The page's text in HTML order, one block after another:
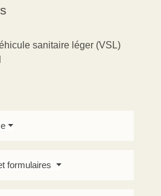
sanitaire léger (VSL)
formulaires